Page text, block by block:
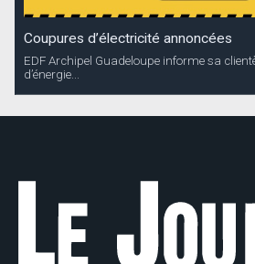
Coupures d’électricité annoncées
EDF Archipel Guadeloupe informe sa
d’énergie...